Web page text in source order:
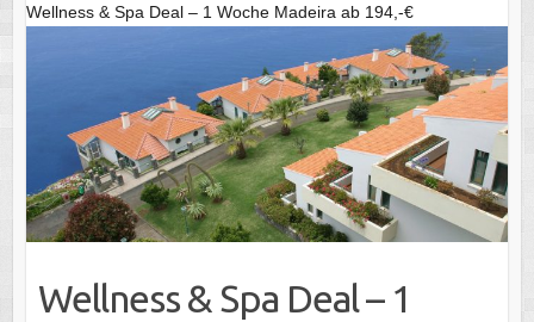
Wellness & Spa Deal – 1 Woche Madeira ab 194,-€
Wellness & Spa Deal – 1